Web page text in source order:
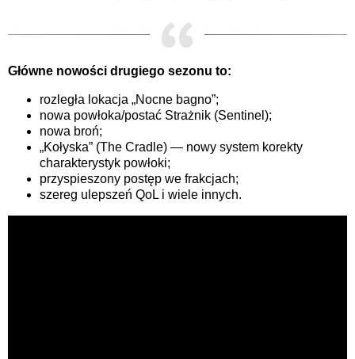
Główne nowości drugiego sezonu to:
rozległa lokacja „Nocne bagno”;
nowa powłoka/postać Strażnik (Sentinel);
nowa broń;
„Kołyska” (The Cradle) — nowy system korekty
charakterystyk powłoki;
przyspieszony postęp we frakcjach;
szereg ulepszeń QoL i wiele innych.